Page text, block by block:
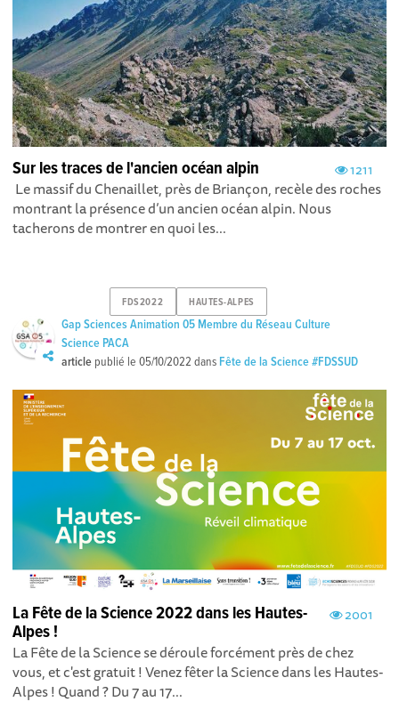
1211
Sur les traces de l'ancien océan alpin
Le massif du Chenaillet, près de Briançon, recèle des roches
montrant la présence d’un ancien océan alpin. Nous
tacherons de montrer en quoi les...
FDS2022 HAUTES-ALPES
Gap Sciences Animation 05 Membre du Réseau Culture
Science PACA
article publié le05/10/2022 dans Fête de la Science #FDSSUD
2001
La Fête de la Science 2022 dans les Hautes-
Alpes !
La Fête de la Science se déroule forcément près de chez
vous, et c'est gratuit ! Venez fêter la Science dans les Hautes-
Alpes ! Quand ? Du 7 au 17...